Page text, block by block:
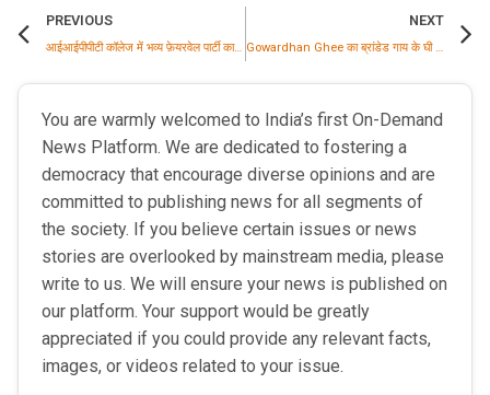
PREVIOUS
आईआईपीपीटी कॉलेज में भव्य फ़ेयरवेल पार्टी का आयोजन, सांस्कृतिक प्रस्तुतियों ने बांधा समां
NEXT
Gowardhan Ghee का ब्रांडेड गाय के घी बाजार में 22% हिस्सा हासिल; वित्तीय नतीजों में Parag Milk Foods का दावा
You are warmly welcomed to India’s first On-Demand
News Platform. We are dedicated to fostering a
democracy that encourage diverse opinions and are
committed to publishing news for all segments of
the society. If you believe certain issues or news
stories are overlooked by mainstream media, please
write to us. We will ensure your news is published on
our platform. Your support would be greatly
appreciated if you could provide any relevant facts,
images, or videos related to your issue.